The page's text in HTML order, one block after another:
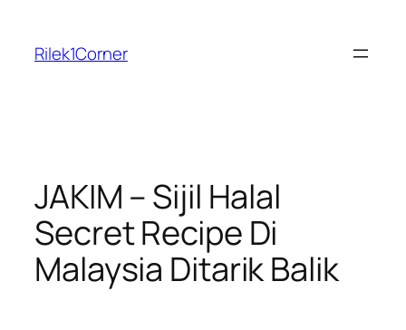
content
Rilek1Corner
JAKIM – Sijil Halal
Secret Recipe Di
Malaysia Ditarik Balik